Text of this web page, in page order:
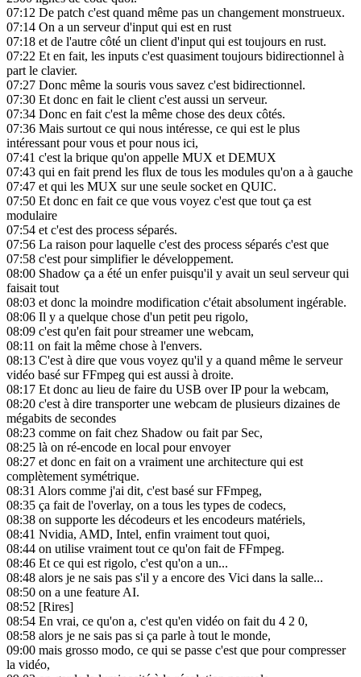
07:12 De patch c'est quand même pas un changement monstrueux.
07:14 On a un serveur d'input qui est en rust
07:18 et de l'autre côté un client d'input qui est toujours en rust.
07:22 Et en fait, les inputs c'est quasiment toujours bidirectionnel à
part le clavier.
07:27 Donc même la souris vous savez c'est bidirectionnel.
07:30 Et donc en fait le client c'est aussi un serveur.
07:34 Donc en fait c'est la même chose des deux côtés.
07:36 Mais surtout ce qui nous intéresse, ce qui est le plus
intéressant pour vous et pour nous ici,
07:41 c'est la brique qu'on appelle MUX et DEMUX
07:43 qui en fait prend les flux de tous les modules qu'on a à gauche
07:47 et qui les MUX sur une seule socket en QUIC.
07:50 Et donc en fait ce que vous voyez c'est que tout ça est
modulaire
07:54 et c'est des process séparés.
07:56 La raison pour laquelle c'est des process séparés c'est que
07:58 c'est pour simplifier le développement.
08:00 Shadow ça a été un enfer puisqu'il y avait un seul serveur qui
faisait tout
08:03 et donc la moindre modification c'était absolument ingérable.
08:06 Il y a quelque chose d'un petit peu rigolo,
08:09 c'est qu'en fait pour streamer une webcam,
08:11 on fait la même chose à l'envers.
08:13 C'est à dire que vous voyez qu'il y a quand même le serveur
vidéo basé sur FFmpeg qui est aussi à droite.
08:17 Et donc au lieu de faire du USB over IP pour la webcam,
08:20 c'est à dire transporter une webcam de plusieurs dizaines de
mégabits de secondes
08:23 comme on fait chez Shadow ou fait par Sec,
08:25 là on ré-encode en local pour envoyer
08:27 et donc en fait on a vraiment une architecture qui est
complètement symétrique.
08:31 Alors comme j'ai dit, c'est basé sur FFmpeg,
08:35 ça fait de l'overlay, on a tous les types de codecs,
08:38 on supporte les décodeurs et les encodeurs matériels,
08:41 Nvidia, AMD, Intel, enfin vraiment tout quoi,
08:44 on utilise vraiment tout ce qu'on fait de FFmpeg.
08:46 Et ce qui est rigolo, c'est qu'on a un...
08:48 alors je ne sais pas s'il y a encore des Vici dans la salle...
08:50 on a une feature AI.
08:52 [Rires]
08:54 En vrai, ce qu'on a, c'est qu'en vidéo on fait du 4 2 0,
08:58 alors je ne sais pas si ça parle à tout le monde,
09:00 mais grosso modo, ce qui se passe c'est que pour compresser
la vidéo,